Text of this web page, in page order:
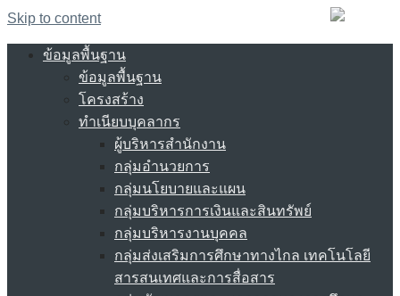
Skip to content
ข้อมูลพื้นฐาน
ข้อมูลพื้นฐาน
โครงสร้าง
ทำเนียบบุคลากร
ผู้บริหารสำนักงาน
กลุ่มอำนวยการ
กลุ่มนโยบายและแผน
กลุ่มบริหารการเงินและสินทรัพย์
กลุ่มบริหารงานบุคคล
กลุ่มส่งเสริมการศึกษาทางไกล เทคโนโลยี
สารสนเทศและการสื่อสาร